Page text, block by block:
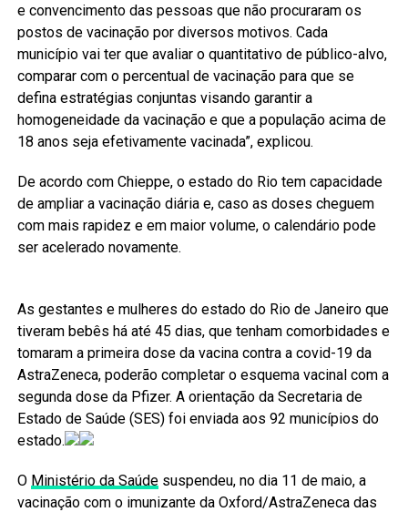
e convencimento das pessoas que não procuraram os
postos de vacinação por diversos motivos. Cada
município vai ter que avaliar o quantitativo de público-alvo,
comparar com o percentual de vacinação para que se
defina estratégias conjuntas visando garantir a
homogeneidade da vacinação e que a população acima de
18 anos seja efetivamente vacinada”, explicou.
De acordo com Chieppe, o estado do Rio tem capacidade
de ampliar a vacinação diária e, caso as doses cheguem
com mais rapidez e em maior volume, o calendário pode
ser acelerado novamente.
As gestantes e mulheres do estado do Rio de Janeiro que
tiveram bebês há até 45 dias, que tenham comorbidades e
tomaram a primeira dose da vacina contra a covid-19 da
AstraZeneca, poderão completar o esquema vacinal com a
segunda dose da Pfizer. A orientação da Secretaria de
Estado de Saúde (SES) foi enviada aos 92 municípios do
estado.
O Ministério da Saúdesuspendeu, no dia 11 de maio, a
vacinação com o imunizante da Oxford/AstraZeneca das